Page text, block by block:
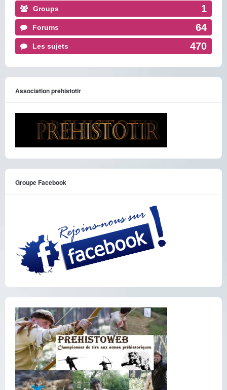
Groups 1
Forums 64
Les sujets 470
Association prehistotir
Groupe Facebook